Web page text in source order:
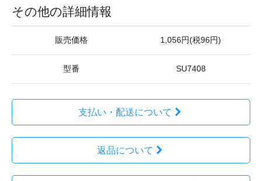
その他の詳細情報
販売価格 1,056円(税96円)
型番 SU7408
支払い・配送について
返品について